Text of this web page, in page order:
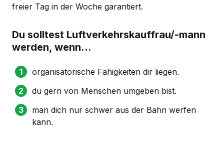
freier Tag in der Woche garantiert.
Du solltest Luftverkehrskauffrau/-mann
werden, wenn...
organisatorische Fähigkeiten dir liegen.
du gern von Menschen umgeben bist.
man dich nur schwer aus der Bahn werfen
kann.